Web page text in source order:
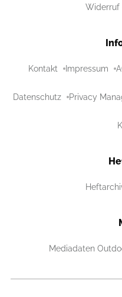
Widerruf
Kontakt Impressum
Datenschutz Privacy
Mediadaten